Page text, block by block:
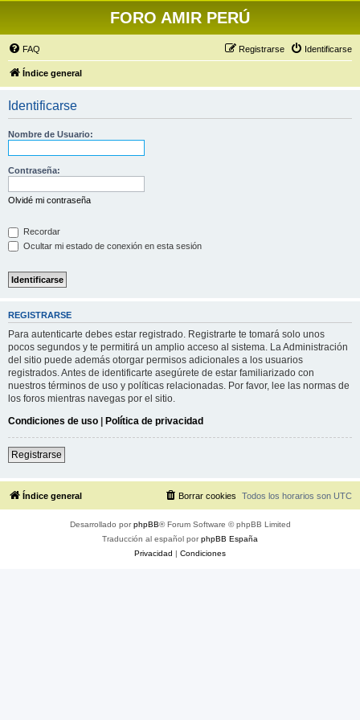
FORO AMIR PERÚ
FAQ Identificarse
Registrarse
Índice general
Identificarse
Nombre de Usuario:
Contraseña:
Olvidé mi contraseña
Recordar
Ocultar mi estado de conexión en esta sesión
REGISTRARSE
Para autenticarte debes estar registrado. Registrarte te tomará solo unos
pocos segundos y te permitirá un amplio acceso al sistema. La Administración
del sitio puede además otorgar permisos adicionales a los usuarios
registrados. Antes de identificarte asegúrete de estar familiarizado con
nuestros términos de uso y políticas relacionadas. Por favor, lee las normas de
los foros mientras navegas por el sitio.
Condiciones de uso | Política de privacidad
Registrarse
Índice general Todos los horarios son UTC
Borrar cookies
Desarrollado porphpBB® Forum Software © phpBB Limited
Traducción al español porphpBB España
Privacidad | Condiciones